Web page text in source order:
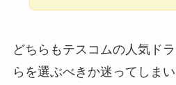
どちらもテスコムの人気ド
らを選ぶべきか迷ってしまい